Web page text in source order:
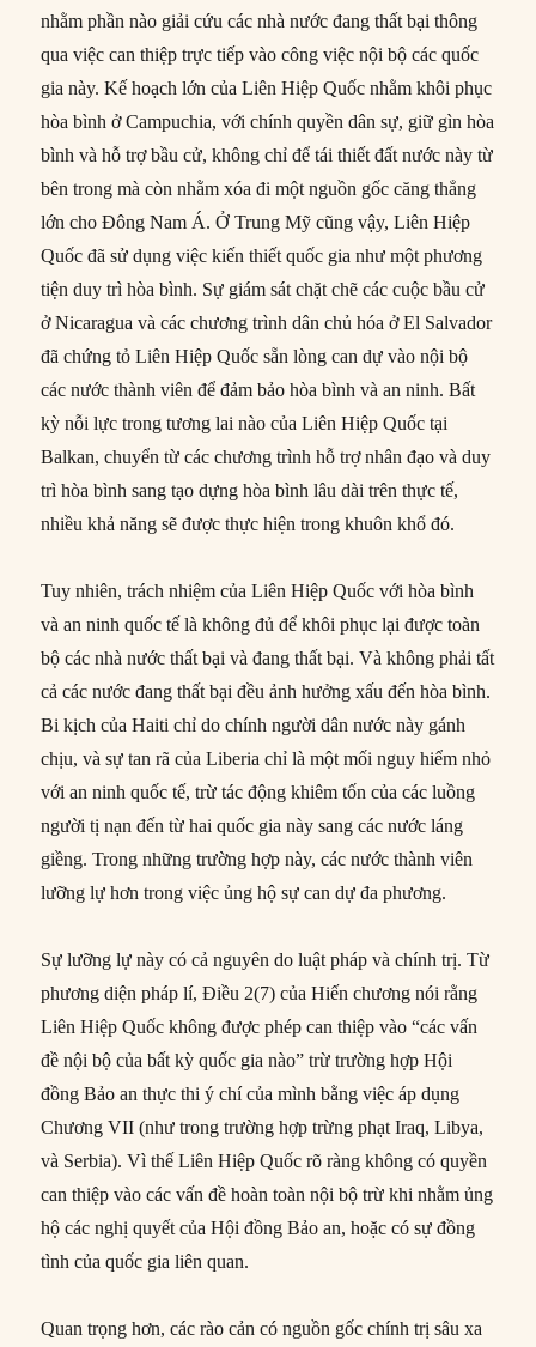
nhằm phần nào giải cứu các nhà nước đang thất bại thông
qua việc can thiệp trực tiếp vào công việc nội bộ các quốc
gia này. Kế hoạch lớn của Liên Hiệp Quốc nhằm khôi phục
hòa bình ở Campuchia, với chính quyền dân sự, giữ gìn hòa
bình và hỗ trợ bầu cử, không chỉ để tái thiết đất nước này từ
bên trong mà còn nhằm xóa đi một nguồn gốc căng thẳng
lớn cho Đông Nam Á. Ở Trung Mỹ cũng vậy, Liên Hiệp
Quốc đã sử dụng việc kiến thiết quốc gia như một phương
tiện duy trì hòa bình. Sự giám sát chặt chẽ các cuộc bầu cử
ở Nicaragua và các chương trình dân chủ hóa ở El Salvador
đã chứng tỏ Liên Hiệp Quốc sẵn lòng can dự vào nội bộ
các nước thành viên để đảm bảo hòa bình và an ninh. Bất
kỳ nỗi lực trong tương lai nào của Liên Hiệp Quốc tại
Balkan, chuyển từ các chương trình hỗ trợ nhân đạo và duy
trì hòa bình sang tạo dựng hòa bình lâu dài trên thực tế,
nhiều khả năng sẽ được thực hiện trong khuôn khổ đó.
Tuy nhiên, trách nhiệm của Liên Hiệp Quốc với hòa bình
và an ninh quốc tế là không đủ để khôi phục lại được toàn
bộ các nhà nước thất bại và đang thất bại. Và không phải tất
cả các nước đang thất bại đều ảnh hưởng xấu đến hòa bình.
Bi kịch của Haiti chỉ do chính người dân nước này gánh
chịu, và sự tan rã của Liberia chỉ là một mối nguy hiểm nhỏ
với an ninh quốc tế, trừ tác động khiêm tốn của các luồng
người tị nạn đến từ hai quốc gia này sang các nước láng
giềng. Trong những trường hợp này, các nước thành viên
lưỡng lự hơn trong việc ủng hộ sự can dự đa phương.
Sự lưỡng lự này có cả nguyên do luật pháp và chính trị. Từ
phương diện pháp lí, Điều 2(7) của Hiến chương nói rằng
Liên Hiệp Quốc không được phép can thiệp vào “các vấn
đề nội bộ của bất kỳ quốc gia nào” trừ trường hợp Hội
đồng Bảo an thực thi ý chí của mình bằng việc áp dụng
Chương VII (như trong trường hợp trừng phạt Iraq, Libya,
và Serbia). Vì thế Liên Hiệp Quốc rõ ràng không có quyền
can thiệp vào các vấn đề hoàn toàn nội bộ trừ khi nhằm ủng
hộ các nghị quyết của Hội đồng Bảo an, hoặc có sự đồng
tình của quốc gia liên quan.
Quan trọng hơn, các rào cản có nguồn gốc chính trị sâu xa